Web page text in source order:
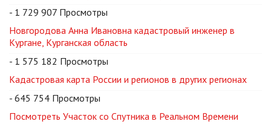
- 1 729 907 Просмотры
Новгородова Анна Ивановна кадастровый инженер в
Кургане, Курганская область
- 1 575 182 Просмотры
Кадастровая карта России и регионов в других регионах
- 645 754 Просмотры
Посмотреть Участок со Спутника в Реальном Времени